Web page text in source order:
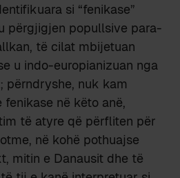
si “fenikase”
përgjigjen popullsive para-
të cilat mbijetuan
u indo-europianizuan nga
përndryshe, nuk kam
në këto anë,
të atyre që përfliten për
në kohë pothuajse
mitin e Danausit dhe të